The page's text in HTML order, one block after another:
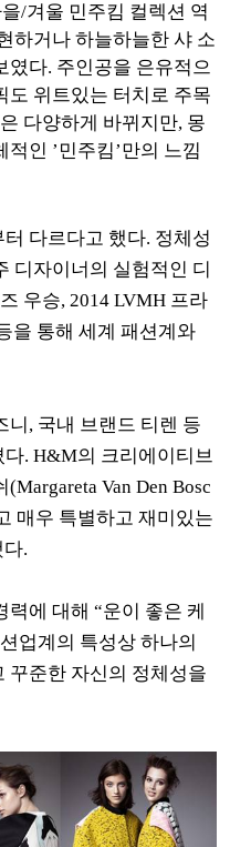
/겨울 민주킴 컬렉션 역
하거나 하늘하늘한 샤 소
였다. 주인공을 은유적으
도 위트있는 터치로 주목
다양하게 바뀌지만, 몽
인 ’민주킴’만의 느낌
다르다고 했다. 정체성
디자이너의 실험적인 디
우승, 2014 LVMH 프라
을 통해 세계 패션계와
니, 국내 브랜드 티렌 등
. H&M의 크리에이티브
Van Den Bosc
매우 특별하고 재미있는
.
에 대해 “운이 좋은 케
업계의 특성상 하나의
꾸준한 자신의 정체성을